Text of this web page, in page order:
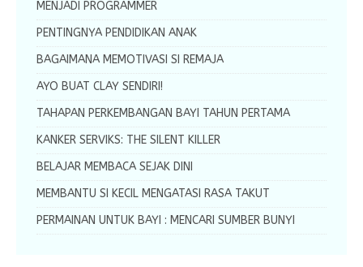
MENJADI PROGRAMMER
PENTINGNYA PENDIDIKAN ANAK
BAGAIMANA MEMOTIVASI SI REMAJA
AYO BUAT CLAY SENDIRI!
TAHAPAN PERKEMBANGAN BAYI TAHUN PERTAMA
KANKER SERVIKS: THE SILENT KILLER
BELAJAR MEMBACA SEJAK DINI
MEMBANTU SI KECIL MENGATASI RASA TAKUT
PERMAINAN UNTUK BAYI : MENCARI SUMBER BUNYI